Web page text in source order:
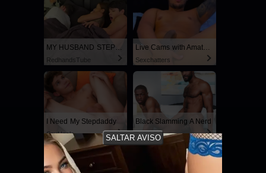
RedhandsTube
Live Cams with Amateur Men
Sexchatters
I Need My Stepdaddy
SayUncle
Black Slamming A Nerd
SayUncle
SALTAR AVISO